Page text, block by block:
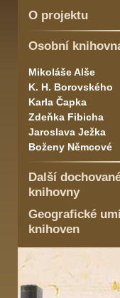
O projektu
Osobní
Mikoláše Alše
K. H. Borovského
Karla Čapka
Zdeňka Fibicha
Jaroslava Ježka
Boženy Němcové
Další
knihovny
Geografické
knihoven